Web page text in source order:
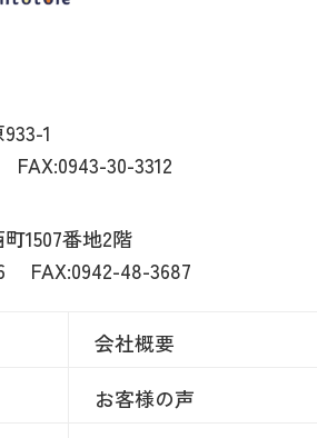
1
FAX:0943-30-3312
1507番地2階
FAX:0942-48-3687
会社概要
お客様の声